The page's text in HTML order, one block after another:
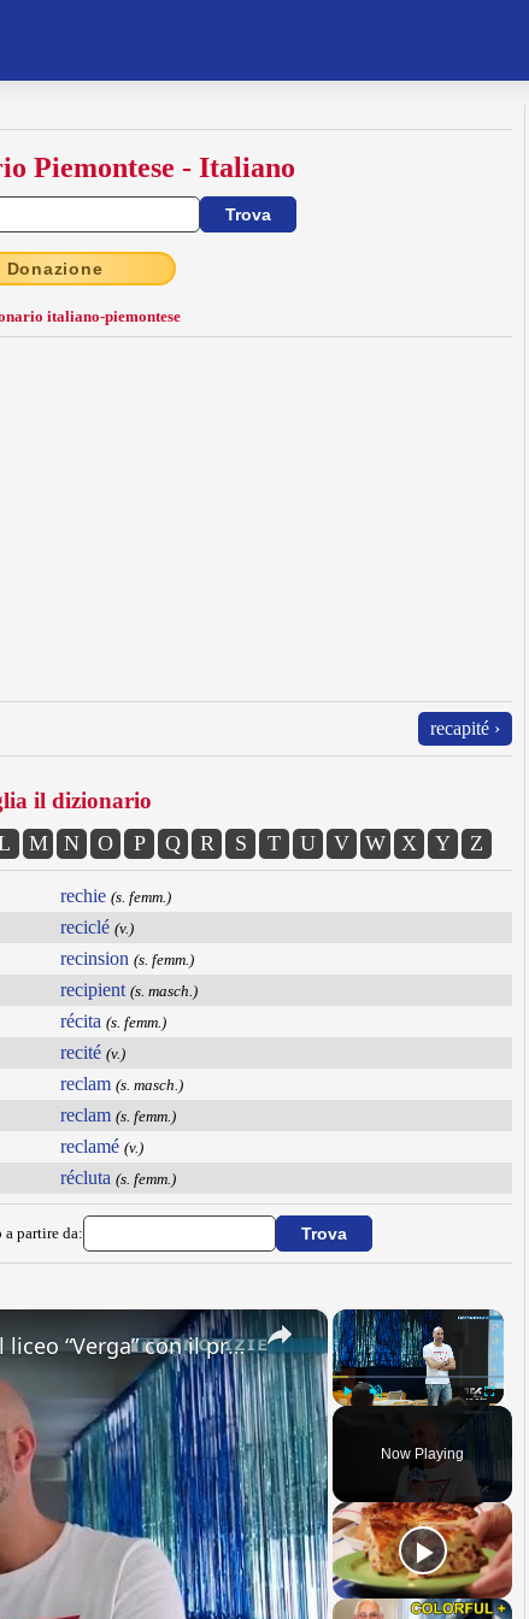
Piemontese - Italiano
Donazione
italiano-piemontese
recapité ›
il dizionario
M N O P Q R S T U V W X Y Z
rechie (s. femm.)
reciclé (v.)
recinsion (s. femm.)
recipient (s. masch.)
récita (s. femm.)
recité (v.)
reclam (s. masch.)
reclam (s. femm.)
reclamé (v.)
récluta (s. femm.)
partire da:
×
Fullscreen
Now Playing
×
Adrano. Interessante incontro al liceo “Verga” con il prof. Fabio Gamberini. Studenti del Linguistic